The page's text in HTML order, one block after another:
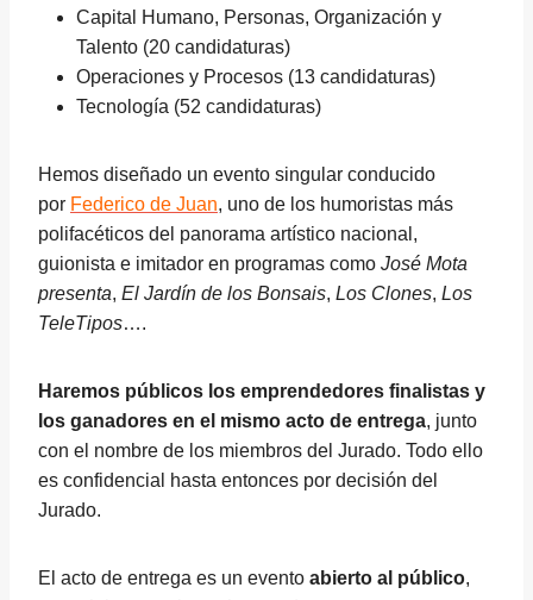
Capital Humano, Personas, Organización y
Talento (20 candidaturas)
Operaciones y Procesos (13 candidaturas)
Tecnología (52 candidaturas)
Hemos diseñado un evento singular conducido
por Federico de Juan, uno de los humoristas más
polifacéticos del panorama artístico nacional,
guionista e imitador en programas como José Mota
presenta, El Jardín de los Bonsais, Los Clones, Los
TeleTipos….
Haremos públicos los emprendedores finalistas y
los ganadores en el mismo acto de entrega, junto
con el nombre de los miembros del Jurado. Todo ello
es confidencial hasta entonces por decisión del
Jurado.
El acto de entrega es un evento abierto al público,